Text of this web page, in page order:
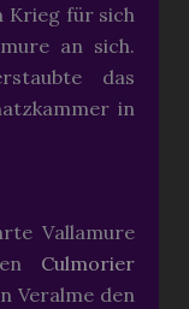
Krieg für sich
an sich.
das
in
Vallamure
Culmorier
Veralme den